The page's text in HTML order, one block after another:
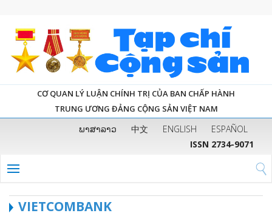
CƠ QUAN LÝ LUẬN CHÍNH TRỊ CỦA BAN CHẤP HÀNH
TRUNG ƯƠNG ĐẢNG CỘNG SẢN VIỆT NAM
ພາສາລາວ 中文 ENGLISH
ESPAÑOL
ISSN 2734-9071
VIETCOMBANK